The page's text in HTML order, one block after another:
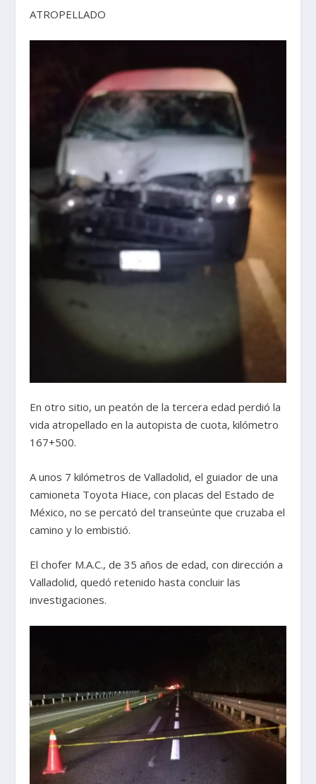
ATROPELLADO
En otro sitio, un peatón de la tercera edad perdió la
vida atropellado en la autopista de cuota, kilómetro
167+500.
A unos 7 kilómetros de Valladolid, el guiador de una
camioneta Toyota Hiace, con placas del Estado de
México, no se percató del transeúnte que cruzaba el
camino y lo embistió.
El chofer M.A.C., de 35 años de edad, con dirección a
Valladolid, quedó retenido hasta concluir las
investigaciones.